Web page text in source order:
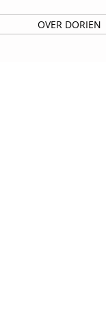
OVER DORIEN